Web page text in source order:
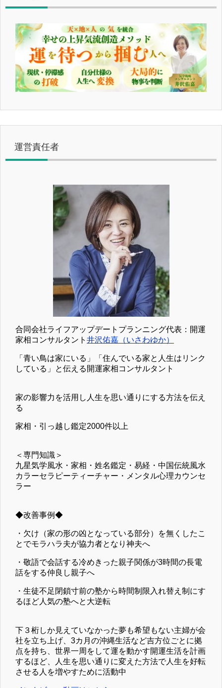
運営責任者
合同会社ライフアップデートプランニング代表：開運
家相コンサルタント 井沢佑嘉（いさわゆか）
「青い鳥は家にいる」「住んでいる家と人生はリンク
している」と伝える開運家相コンサルタント
家の影響力を活用し人生を思い通りにする方法を伝え
る
家相・引っ越し鑑定2000件以上
＜専門知識＞
九星気学風水・家相・姓名鑑定・易経・中国伝統風水
カラーセラピーティーチャー・メンタル心理カウンセ
ラー
◆改善事例◆
・欠け（家の形の凶となっている部分）を無くしたこ
とでモラハラ夫が協力者となり神夫へ
・敬語で会話する冷めきった親子関係が3時間の長電
話をする仲良し親子へ
・生徒不足閉鎖寸前の塾から時間制限入れ替え制にす
るほど人気の塾へと大逆転
下３桁しか見えていなかった夢も希望もない主婦が会
社を立ち上げ、3カ月の沖縄生活など吉方位ごとに拠
点を持ち、世界一周をして運を動かす開運生活を計画
するほど、人生を思い通りに変えた方法で人生を好転
させる人を増やすために活動中